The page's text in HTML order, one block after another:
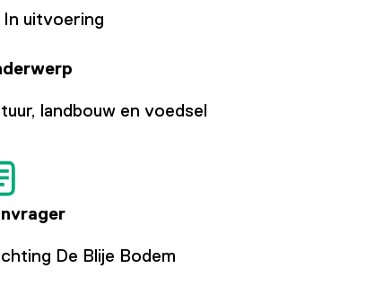
In uitvoering
landbouw en voedsel
De Blije Bodem